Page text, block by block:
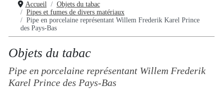
Accueil
Objets du tabac
Pipes et fumes de divers matériaux
Pipe en porcelaine représentant Willem Frederik Karel Prince
des Pays-Bas
Objets du tabac
Pipe en porcelaine représentant Willem Frederik
Karel Prince des Pays-Bas